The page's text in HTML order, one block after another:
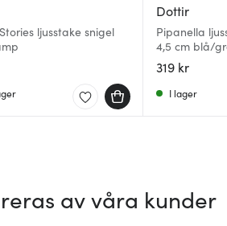
ljusstake snigel
Dottir
Pipanella
4,5 cm blå/
319 kr
I lager
av våra kunder